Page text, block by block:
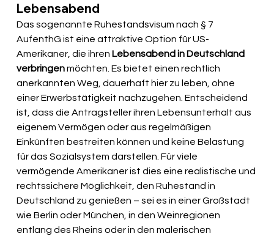
Lebensabend
Das sogenannte Ruhestandsvisum nach § 7
AufenthG ist eine attraktive Option für US-
Amerikaner, die ihren Lebensabend in Deutschland
verbringen möchten. Es bietet einen rechtlich
anerkannten Weg, dauerhaft hier zu leben, ohne
einer Erwerbstätigkeit nachzugehen. Entscheidend
ist, dass die Antragsteller ihren Lebensunterhalt aus
eigenem Vermögen oder aus regelmäßigen
Einkünften bestreiten können und keine Belastung
für das Sozialsystem darstellen. Für viele
vermögende Amerikaner ist dies eine realistische und
rechtssichere Möglichkeit, den Ruhestand in
Deutschland zu genießen – sei es in einer Großstadt
wie Berlin oder München, in den Weinregionen
entlang des Rheins oder in den malerischen